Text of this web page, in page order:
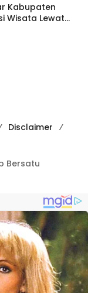
Kabupaten
Wisata Lewat
Disclaimer
Bersatu